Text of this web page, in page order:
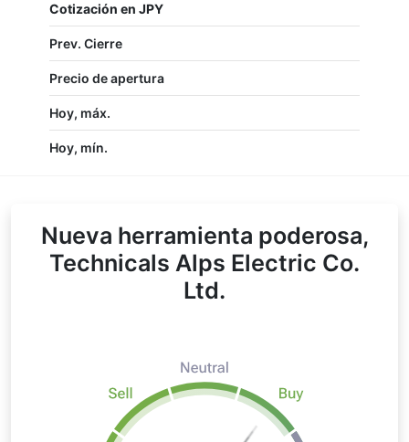
Cotización en JPY
Prev. Cierre
Precio de apertura
Hoy, máx.
Hoy, mín.
Nueva herramienta poderosa,
Technicals Alps Electric Co.
Ltd.